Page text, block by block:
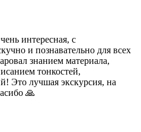
интересная, с
и познавательно для всех
знанием материала,
тонкостей,
Это лучшая экскурсия, на
🙏